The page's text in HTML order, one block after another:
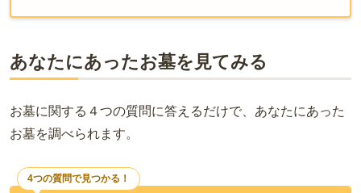
あなたにあったお墓を見てみる
お墓に関する４つの質問に答えるだけで、あなたにあった
お墓を調べられます。
4つの質問で見つかる！